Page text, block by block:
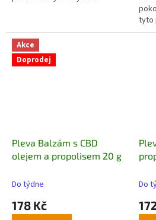
tyto
Akce
Doprodej
Pleva Balzám s CBD
olejem a propolisem 20 g
Do týdne
178 Kč
Do